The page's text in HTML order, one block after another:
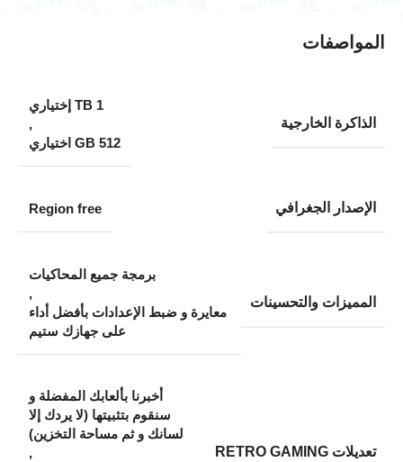
المواصفات
الذاكرة الخارجية
1 TB إختياري
,
512 GB اختياري
الإصدار الجغرافي Region free
المميزات والتحسينات
برمجة جميع المحاكيات
,
معايرة و ضبط الإعدادات بأفضل أداء
على جهازك ستيم
تعديلات RETRO GAMING
أخبرنا بألعابك المفضلة و
سنقوم بتثبيتها (لا يردك إلا
لسانك و ثم مساحة التخزين)
,